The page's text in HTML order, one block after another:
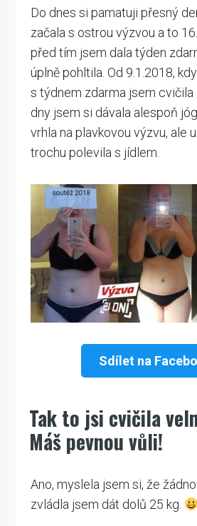
Do dnes si pamatuji přesný
začala s ostrou výzvou a to
před tím jsem dala týden
úplně pohltila. Od 9.1.2018,
s týdnem zdarma jsem cvičila
dny jsem si dávala alespoň
vrhla na plavkovou výzvu, ale
trochu polevila s jídlem.
Sdílet na
Tak to jsi cvičila
Máš pevnou vůli!
Ano, myslela jsem si, že
zvládla jsem dát dolů 25 kg.